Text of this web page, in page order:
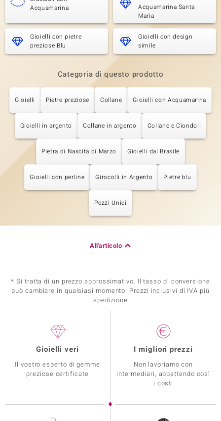
Acquamarina
Acquamarina Santa
Maria
Gioielli con pietre
preziose Blu
Gioielli con design
simile
Categoria di questo prodotto
Gioielli Pietre preziose Collane Gioielli con Acquamarina
Gioielli in argento Collane in argento Collane e Ciondoli
Pietra di Nascita di Marzo Gioielli dal Brasile
Gioielli con perline Girocolli in Argento Pietre blu
Pezzi Unici
All'articolo
* Si tratta di un prezzo approssimativo. Il tasso di conversione
può cambiare in qualsiasi momento. Prezzi inclusivi di IVA piú
spedizione
Gioielli veri
Il vostro esperto di gemme
preziose certificate
I migliori prezzi
Non lavoriamo con
intermediari, abbattendo così
i costi